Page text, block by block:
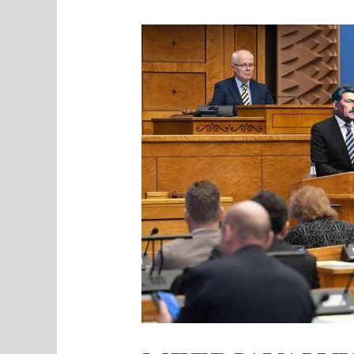
MEEDIAVALVUR:
miks
vabad
eestlased
lömitavad
okupantide
„õigusjärglaste“
ees?